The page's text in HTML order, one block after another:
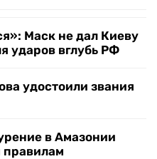
Маск не дал Киеву
ударов вглубь РФ
удостоили звания
в Амазонии
правилам